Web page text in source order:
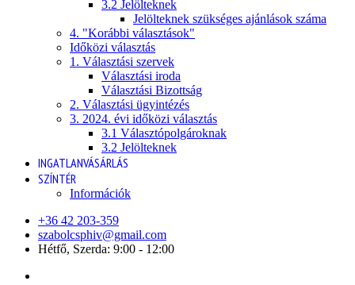
3.2 Jelölteknek
Jelölteknek szükséges ajánlások száma
4. "Korábbi választások"
Időközi választás
1. Választási szervek
Választási iroda
Választási Bizottság
2. Választási ügyintézés
3. 2024. évi időközi választás
3.1 Választópolgároknak
3.2 Jelölteknek
INGATLANVÁSÁRLÁS
SZÍNTÉR
Információk
+36 42 203-359
szabolcsphiv@gmail.com
Hétfő, Szerda: 9:00 - 12:00